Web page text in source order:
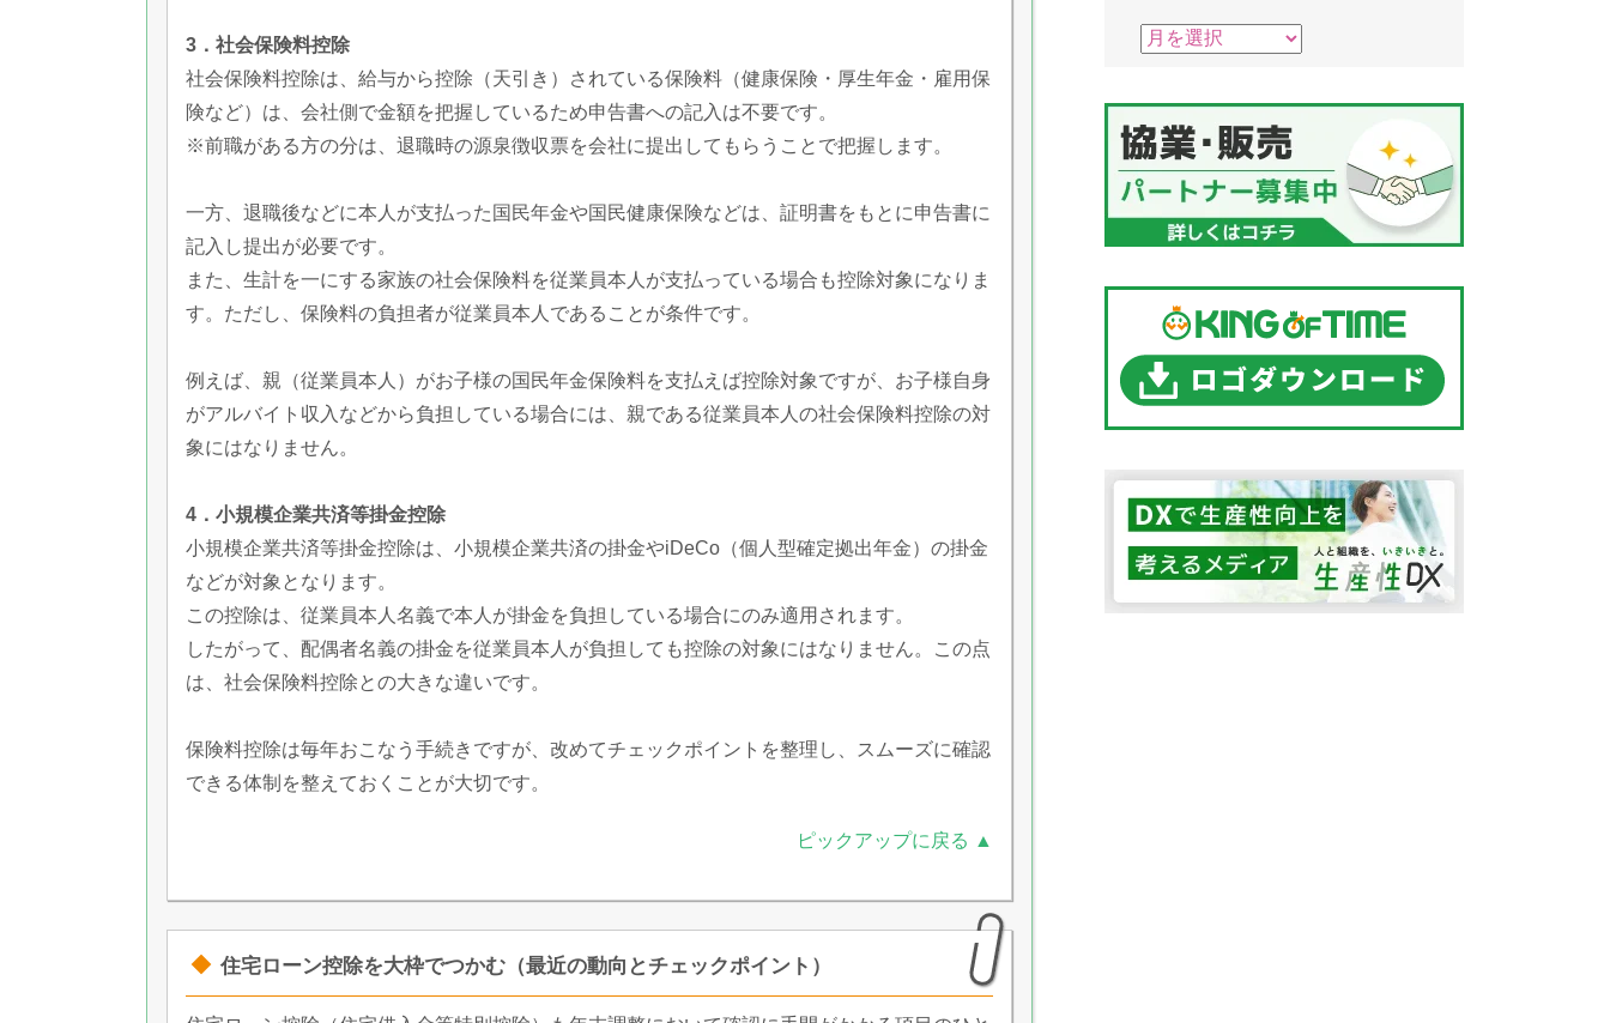
3．社会保険料控除
社会保険料控除は、給与から控除（天引き）されている保険料（健康保険・厚生年金・雇用保
険など）は、会社側で金額を把握しているため申告書への記入は不要です。
※前職がある方の分は、退職時の源泉徴収票を会社に提出してもらうことで把握します。
一方、退職後などに本人が支払った国民年金や国民健康保険などは、証明書をもとに申告書に
記入し提出が必要です。
また、生計を一にする家族の社会保険料を従業員本人が支払っている場合も控除対象になりま
す。ただし、保険料の負担者が従業員本人であることが条件です。
例えば、親（従業員本人）がお子様の国民年金保険料を支払えば控除対象ですが、お子様自身
がアルバイト収入などから負担している場合には、親である従業員本人の社会保険料控除の対
象にはなりません。
4．小規模企業共済等掛金控除
小規模企業共済等掛金控除は、小規模企業共済の掛金やiDeCo（個人型確定拠出年金）の掛金
などが対象となります。
この控除は、従業員本人名義で本人が掛金を負担している場合にのみ適用されます。
したがって、配偶者名義の掛金を従業員本人が負担しても控除の対象にはなりません。この点
は、社会保険料控除との大きな違いです。
保険料控除は毎年おこなう手続きですが、改めてチェックポイントを整理し、スムーズに確認
できる体制を整えておくことが大切です。
ピックアップに戻る ▲
住宅ローン控除を大枠でつかむ（最近の動向とチェックポイント）